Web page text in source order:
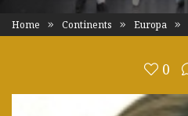
Home Continents Europa
0